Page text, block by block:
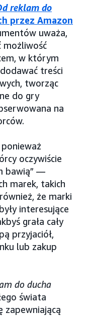
reklam do
przez Amazon
uważa,
możliwość
w którym
treści
tworząc
do gry
na
oczywiście
bawią” —
marek, takich
że marki
interesujące
grała cały
przyjaciół,
lub zakup
do ducha
świata
zapewniającą